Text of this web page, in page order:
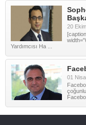
20
Yardımcısı Ha ...
01